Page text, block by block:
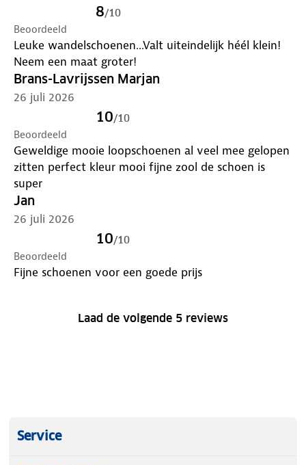
8/10
Beoordeeld
Leuke wandelschoenen...Valt uiteindelijk héél klein!
Neem een maat groter!
Brans-Lavrijssen Marjan
26 juli 2026
10/10
Beoordeeld
Geweldige mooie loopschoenen al veel mee gelopen
zitten perfect kleur mooi fijne zool de schoen is
super
Jan
26 juli 2026
10/10
Beoordeeld
Fijne schoenen voor een goede prijs
Laad de volgende 5 reviews
Service